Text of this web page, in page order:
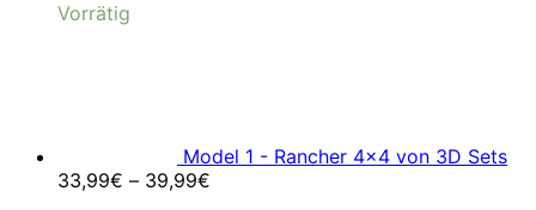
Vorrätig
Model 1 - Rancher 4x4 von 3D Sets
33,99€ – 39,99€